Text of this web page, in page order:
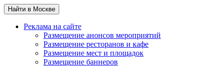
Найти в Москве
Реклама на сайте
Размещение анонсов мероприятий
Размещение ресторанов и кафе
Размещение мест и площадок
Размещение баннеров